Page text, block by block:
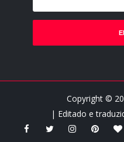
Copyright ©
| Editado e